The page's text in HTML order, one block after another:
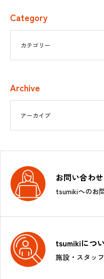
Category
Archive
お問い合わせ
tsumikiへのお
tsumikiにつ
施設・スタッ